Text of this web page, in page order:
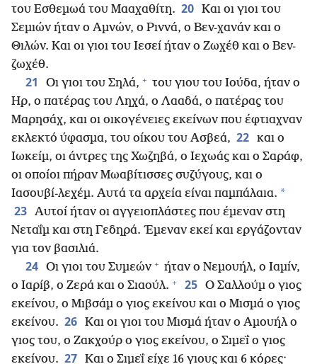
του Εσθεμωά του Μααχαθίτη. 20 Και οι γιοι του
Σεμιών ήταν ο Αμνών, ο Ριννά, ο Βεν-χανάν και ο
Θιλών. Και οι γιοι του Ιεσεί ήταν ο Ζωχέθ και ο Βεν-
ζωχέθ.
21 Οι γιοι του Σηλά, + του γιου του Ιούδα, ήταν ο
Ηρ, ο πατέρας του Ληχά, ο Λααδά, ο πατέρας του
Μαρησάχ, και οι οικογένειες εκείνων που έφτιαχναν
εκλεκτό ύφασμα, του οίκου του Ασβεά, 22 και ο
Ιωκείμ, οι άντρες της Χωζηβά, ο Ιεχωάς και ο Σαράφ,
οι οποίοι πήραν Μωαβίτισσες συζύγους, και ο
Ιασουβί-λεχέμ. Αυτά τα αρχεία είναι παμπάλαια. *
23 Αυτοί ήταν οι αγγειοπλάστες που έμεναν στη
Νεταΐμ και στη Γεδηρά. Έμεναν εκεί και εργάζονταν
για τον βασιλιά.
24 Οι γιοι του Συμεών + ήταν ο Νεμουήλ, ο Ιαμίν,
ο Ιαρίβ, ο Ζερά και ο Σιαούλ. + 25 Ο Σαλλούμ ο γιος
εκείνου, ο Μιβσάμ ο γιος εκείνου και ο Μισμά ο γιος
εκείνου. 26 Και οι γιοι του Μισμά ήταν ο Αμουήλ ο
γιος του, ο Ζακχούρ ο γιος εκείνου, ο Σιμεΐ ο γιος
εκείνου. 27 Και ο Σιμεΐ είχε 16 γιους και 6 κόρες·